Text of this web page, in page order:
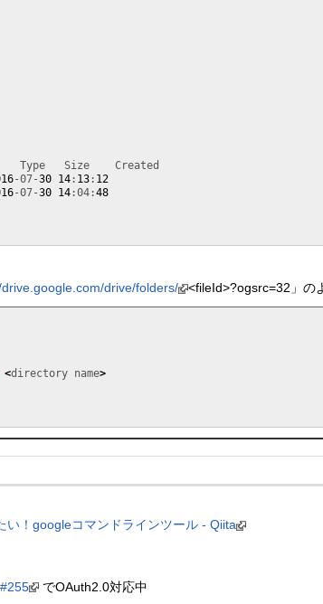
Size    Created
-07-30 14 : 13 : 12
-07-30 14 :04:48
drive/folders/ <fileId>?ogsrc=32」の
<directory name>
！googleコマンドラインツール - Qiita
でOAuth2.0対応中